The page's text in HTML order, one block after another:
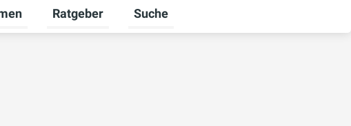
umschalten
Karriere umschalten
Untermenü für Unternehmen umschalten
Ratgeber
Untermenü für Ratgeber umschalten
Suche